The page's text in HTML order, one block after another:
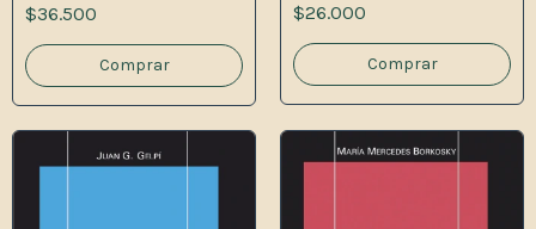
$36.500 $26.000